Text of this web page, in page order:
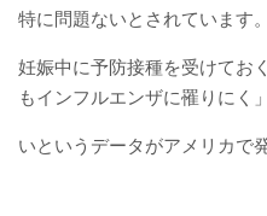
特に問題ないとされています。
妊娠中に予防接種を受けてお
もインフルエンザに罹りにく」
いというデータがアメリカで